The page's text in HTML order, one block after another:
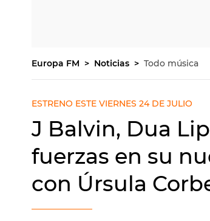
Europa FM Noticias Todo música
ESTRENO ESTE VIERNES 24 DE JULIO
J Balvin, Dua
fuerzas en su
con Úrsula